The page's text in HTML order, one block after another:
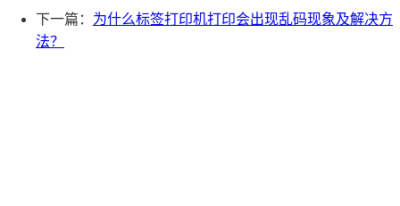
下一篇： 为什么标签打印机打印会出现乱码现象及解决方
法？